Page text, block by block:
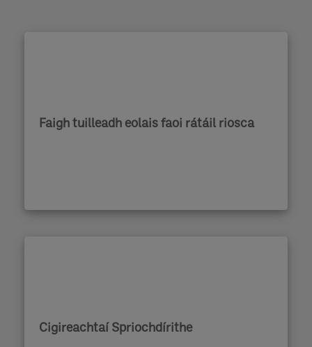
Faigh tuilleadh eolais faoi rátáil riosca
Cigireachtaí Spriochdírithe